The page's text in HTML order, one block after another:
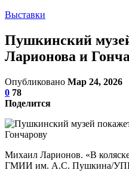
Выставки
Пушкинский
Ларионова и
Опубликовано Мар 24, 2026
0 78
Поделится
Михаил Ларионов. «В
ГМИИ им. А.С. Пушкина/